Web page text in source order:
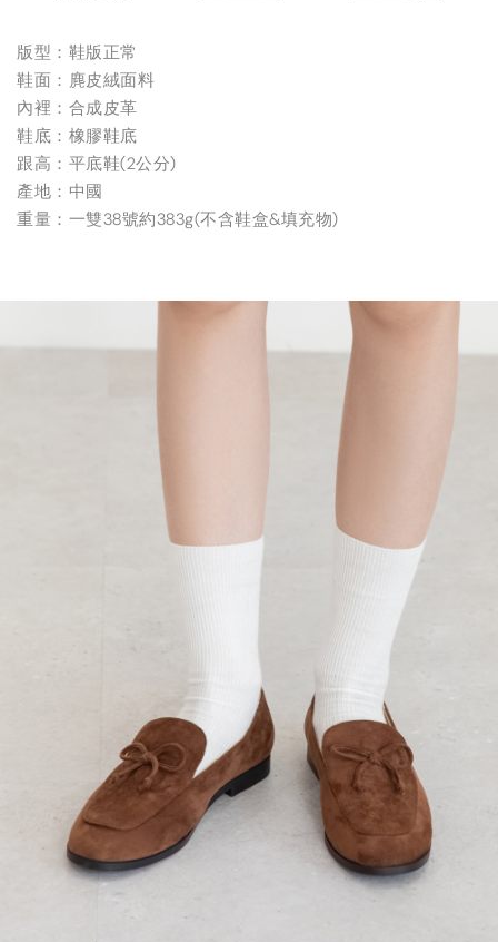
版型：鞋版正常
鞋面：麂皮絨面料
內裡：合成皮革
鞋底：橡膠鞋底
跟高：平底鞋(2公分)
產地：中國
重量：一雙38號約383g(不含鞋盒&填充物)